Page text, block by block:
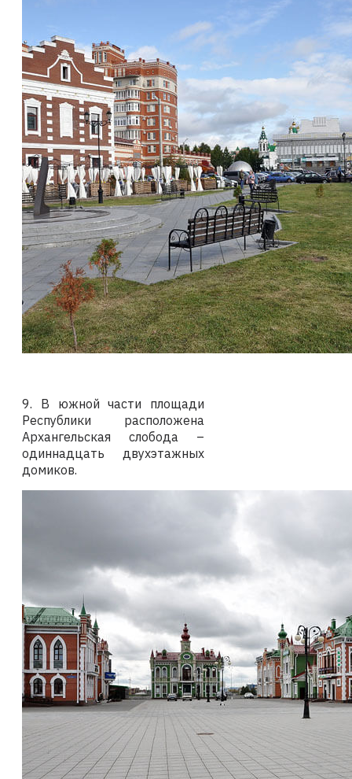
9. В южной части площади
Республики расположена
Архангельская слобода –
одиннадцать двухэтажных
домиков.